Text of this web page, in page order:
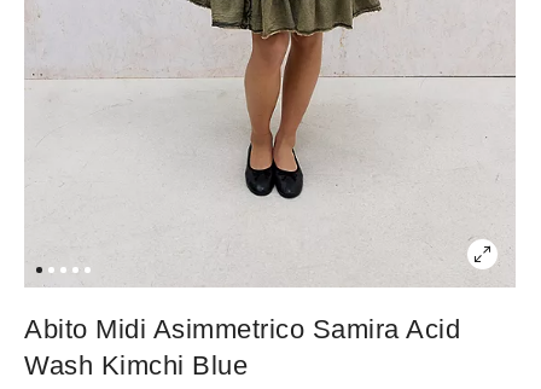
Abito Midi Asimmetrico Samira Acid
Wash Kimchi Blue